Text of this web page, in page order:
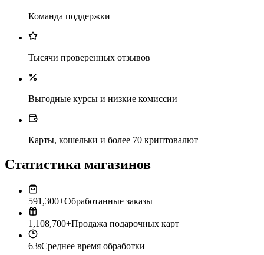
Команда поддержки
Тысячи проверенных отзывов
Выгодные курсы и низкие комиссии
Карты, кошельки и более 70 криптовалют
Статистика магазинов
591,300+Обработанные заказы
1,108,700+Продажа подарочных карт
63sСреднее время обработки